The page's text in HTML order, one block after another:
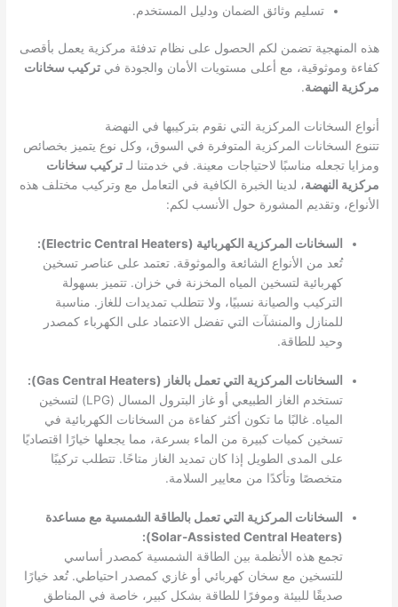
تسليم وثائق الضمان ودليل المستخدم.
هذه المنهجية تضمن لكم الحصول على نظام تدفئة مركزية يعمل بأقصى
كفاءة وموثوقية، مع أعلى مستويات الأمان والجودة فيتركيب سخانات
مركزية النهضة.
أنواع السخانات المركزية التي نقوم بتركيبها في النهضة
تتنوع السخانات المركزية المتوفرة في السوق، وكل نوع يتميز بخصائص
ومزايا تجعله مناسبًا لاحتياجات معينة. في خدمتنا لـتركيب سخانات
مركزية النهضة، لدينا الخبرة الكافية في التعامل مع وتركيب مختلف هذه
الأنواع، وتقديم المشورة حول الأنسب لكم:
السخانات المركزية الكهربائية (Electric Central Heaters):
تُعد من الأنواع الشائعة والموثوقة. تعتمد على عناصر تسخين
كهربائية لتسخين المياه المخزنة في خزان. تتميز بسهولة
التركيب والصيانة نسبيًا، ولا تتطلب تمديدات للغاز. مناسبة
للمنازل والمنشآت التي تفضل الاعتماد على الكهرباء كمصدر
وحيد للطاقة.
السخانات المركزية التي تعمل بالغاز (Gas Central Heaters):
تستخدم الغاز الطبيعي أو غاز البترول المسال (LPG) لتسخين
المياه. غالبًا ما تكون أكثر كفاءة من السخانات الكهربائية في
تسخين كميات كبيرة من الماء بسرعة، مما يجعلها خيارًا اقتصاديًا
على المدى الطويل إذا كان تمديد الغاز متاحًا. تتطلب تركيبًا
متخصصًا وتأكدًا من معايير السلامة.
السخانات المركزية التي تعمل بالطاقة الشمسية مع مساعدة
(Solar-Assisted Central Heaters):
تجمع هذه الأنظمة بين الطاقة الشمسية كمصدر أساسي
للتسخين مع سخان كهربائي أو غازي كمصدر احتياطي. تُعد خيارًا
صديقًا للبيئة وموفرًا للطاقة بشكل كبير، خاصة في المناطق